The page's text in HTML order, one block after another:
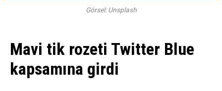
Görsel: Unsplash
Mavi tik rozeti Twitter Blue
kapsamına girdi